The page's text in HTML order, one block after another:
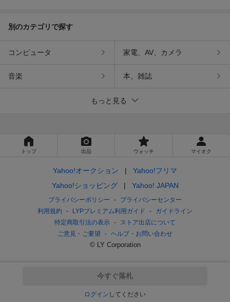
別のカテゴリで探す
コンピュータ 家電、AV、カメラ
音楽 本、雑誌
もっと見る
今すぐ落札
ログイン してください
トップ 出品 ウォッチ マイオク
Yahoo!オークション
Yahoo!フリマ
Yahoo!ショッピング
Yahoo! JAPAN
プライバシーポリシー
プライバシーセンター
利用規約
LYPプレミアム利用ガイド
ガイドライン
特定商取引法の表示
ストア出店について
ご意見・ご要望
ヘルプ・お問い合わせ
© LY Corporation